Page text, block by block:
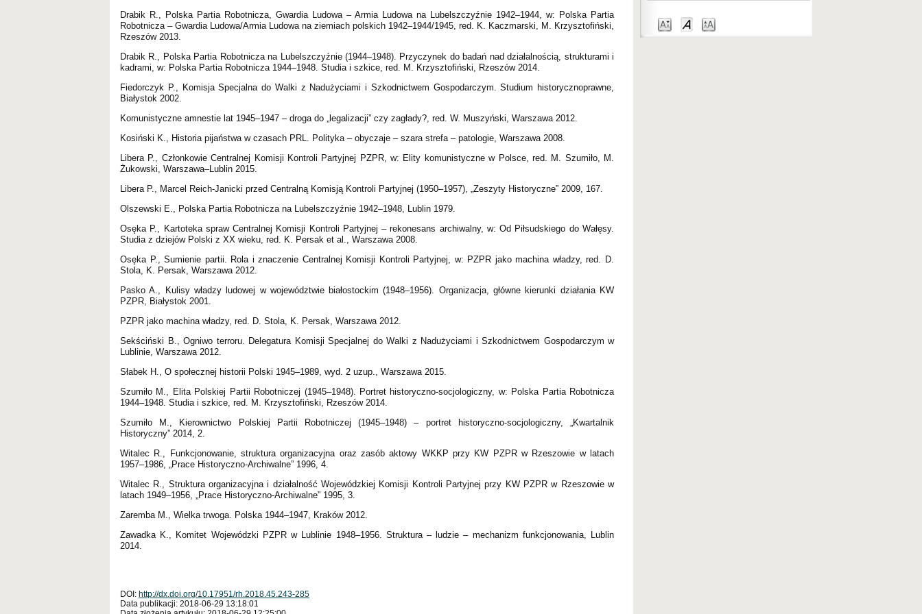
Drabik R., Polska Partia Robotnicza, Gwardia Ludowa – Armia Ludowa na Lubelszczyźnie 1942–1944, w: Polska Partia
Robotnicza – Gwardia Ludowa/Armia Ludowa na ziemiach polskich 1942–1944/1945, red. K. Kaczmarski, M. Krzysztofiński,
Rzeszów 2013.
Drabik R., Polska Partia Robotnicza na Lubelszczyźnie (1944–1948). Przyczynek do badań nad działalnością, strukturami i
kadrami, w: Polska Partia Robotnicza 1944–1948. Studia i szkice, red. M. Krzysztofiński, Rzeszów 2014.
Fiedorczyk P., Komisja Specjalna do Walki z Nadużyciami i Szkodnictwem Gospodarczym. Studium historycznoprawne,
Białystok 2002.
Komunistyczne amnestie lat 1945–1947 – droga do „legalizacji” czy zagłady?, red. W. Muszyński, Warszawa 2012.
Kosiński K., Historia pijaństwa w czasach PRL. Polityka – obyczaje – szara strefa – patologie, Warszawa 2008.
Libera P., Członkowie Centralnej Komisji Kontroli Partyjnej PZPR, w: Elity komunistyczne w Polsce, red. M. Szumiło, M.
Żukowski, Warszawa–Lublin 2015.
Libera P., Marcel Reich-Janicki przed Centralną Komisją Kontroli Partyjnej (1950–1957), „Zeszyty Historyczne” 2009, 167.
Olszewski E., Polska Partia Robotnicza na Lubelszczyźnie 1942–1948, Lublin 1979.
Osęka P., Kartoteka spraw Centralnej Komisji Kontroli Partyjnej – rekonesans archiwalny, w: Od Piłsudskiego do Wałęsy.
Studia z dziejów Polski z XX wieku, red. K. Persak et al., Warszawa 2008.
Osęka P., Sumienie partii. Rola i znaczenie Centralnej Komisji Kontroli Partyjnej, w: PZPR jako machina władzy, red. D.
Stola, K. Persak, Warszawa 2012.
Pasko A., Kulisy władzy ludowej w województwie białostockim (1948–1956). Organizacja, główne kierunki działania KW
PZPR, Białystok 2001.
PZPR jako machina władzy, red. D. Stola, K. Persak, Warszawa 2012.
Sekściński B., Ogniwo terroru. Delegatura Komisji Specjalnej do Walki z Nadużyciami i Szkodnictwem Gospodarczym w
Lublinie, Warszawa 2012.
Słabek H., O społecznej historii Polski 1945–1989, wyd. 2 uzup., Warszawa 2015.
Szumiło M., Elita Polskiej Partii Robotniczej (1945–1948). Portret historyczno-socjologiczny, w: Polska Partia Robotnicza
1944–1948. Studia i szkice, red. M. Krzysztofiński, Rzeszów 2014.
Szumiło M., Kierownictwo Polskiej Partii Robotniczej (1945–1948) – portret historyczno-socjologiczny, „Kwartalnik
Historyczny” 2014, 2.
Witalec R., Funkcjonowanie, struktura organizacyjna oraz zasób aktowy WKKP przy KW PZPR w Rzeszowie w latach
1957–1986, „Prace Historyczno-Archiwalne” 1996, 4.
Witalec R., Struktura organizacyjna i działalność Wojewódzkiej Komisji Kontroli Partyjnej przy KW PZPR w Rzeszowie w
latach 1949–1956, „Prace Historyczno-Archiwalne” 1995, 3.
Zaremba M., Wielka trwoga. Polska 1944–1947, Kraków 2012.
Zawadka K., Komitet Wojewódzki PZPR w Lublinie 1948–1956. Struktura – ludzie – mechanizm funkcjonowania, Lublin
2014.
DOI: http://dx.doi.org/10.17951/rh.2018.45.243-285
Data publikacji: 2018-06-29 13:18:01